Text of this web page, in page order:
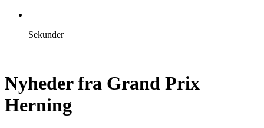
Sekunder
Nyheder fra Grand Prix
Herning